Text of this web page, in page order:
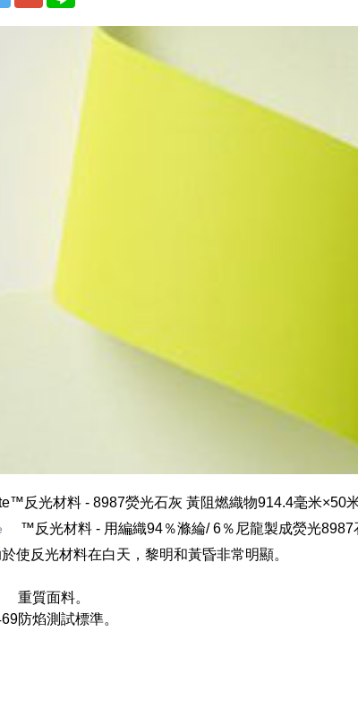
反光材料 - 8987熒光石灰 黃阻燃織物914.4毫米×50
™反光材料 - 用編織94％滌綸/ 6％尼龍製成熒光8987
使反光材料在白天，黎明和黃昏非常明顯。
重質面料。
防焰測試標準。